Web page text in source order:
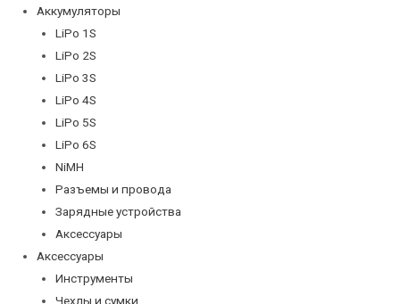
Аккумуляторы
LiPo 1S
LiPo 2S
LiPo 3S
LiPo 4S
LiPo 5S
LiPo 6S
NiMH
Разъемы и провода
Зарядные устройства
Аксессуары
Аксессуары
Инструменты
Чехлы и сумки